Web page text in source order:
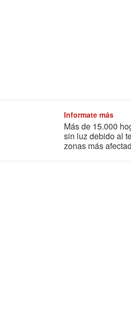
Informate más
Más de 15.000
sin luz debido al
zonas más